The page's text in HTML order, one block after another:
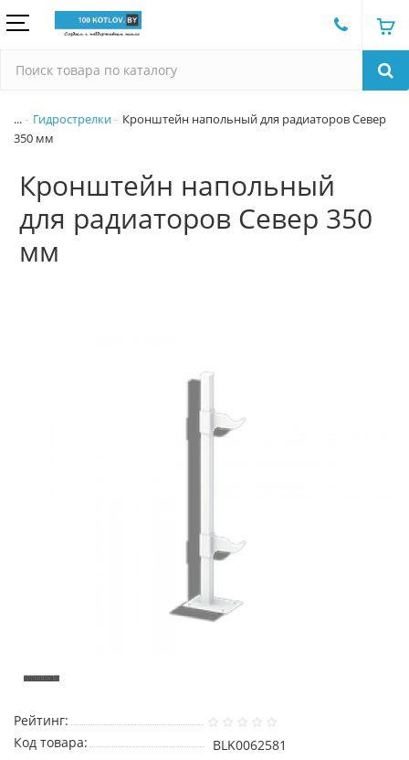
... Гидрострелки
Кронштейн напольный для радиаторов Север
350 мм
Кронштейн напольный
для радиаторов Север 350
мм
Рейтинг:
Код товара:
BLK0062581